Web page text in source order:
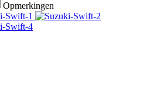
Opmerkingen